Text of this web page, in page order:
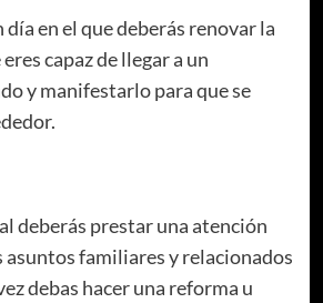
día en el que deberás renovar la
capaz de llegar a un
y manifestarlo para que se
deberás prestar una atención
asuntos familiares y relacionados
debas hacer una reforma u